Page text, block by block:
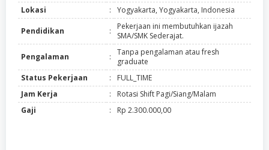
Lokasi
: Yogyakarta, Yogyakarta, Indonesia
Pendidikan :
Pekerjaan ini membutuhkan ijazah
SMA/SMK Sederajat.
Pengalaman :
Tanpa pengalaman atau fresh
graduate
Status Pekerjaan
:
FULL_TIME
Jam Kerja
:
Rotasi Shift Pagi/Siang/Malam
Gaji
: Rp 2.300.000,00